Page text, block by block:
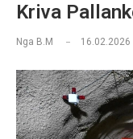
Kriva
Nga B.M 16.02.2026